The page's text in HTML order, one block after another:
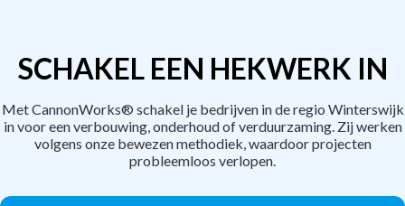
SCHAKEL EEN HEKWERK IN
Met CannonWorks® schakel je bedrijven in de regio Winterswijk
in voor een verbouwing, onderhoud of verduurzaming. Zij werken
volgens onze bewezen methodiek, waardoor projecten
probleemloos verlopen.